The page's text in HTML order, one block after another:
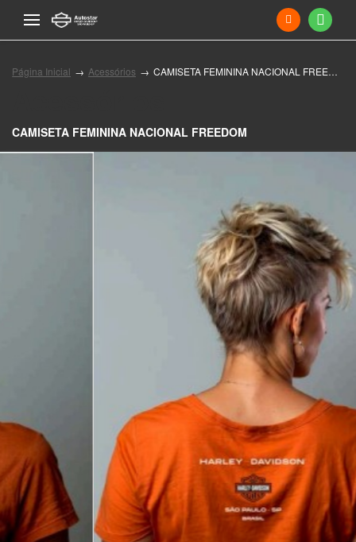
Página Inicial Acessórios CAMISETA FEMININA NACIONAL FREEDOM
CAMISETA FEMININA NACIONAL FREEDOM